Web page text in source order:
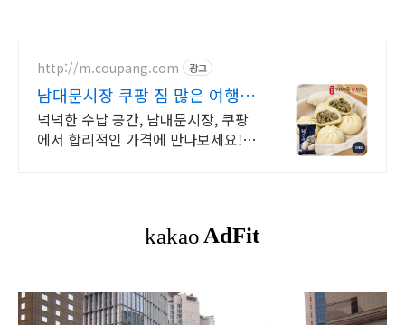
http://m.coupang.com 광고
남대문시장 쿠팡 짐 많은 여행도
문제없이
넉넉한 수납 공간, 남대문시장, 쿠팡
에서 합리적인 가격에 만나보세요! 바